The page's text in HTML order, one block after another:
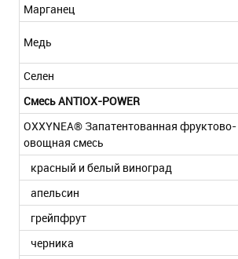
Марганец
Медь
Селен
Смесь ANTIOX-POWER
OXXYNEA® Запатентованная фруктово-
овощная смесь
красный и белый виноград
апельсин
грейпфрут
черника